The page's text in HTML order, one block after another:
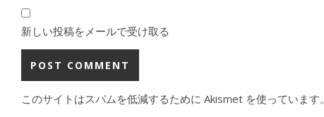
新しい投稿をメールで受け取る
このサイトはスパムを低減するために Akismet を使っています。